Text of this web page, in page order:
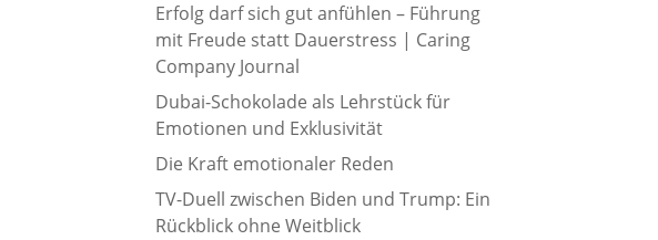
Erfolg darf sich gut anfühlen – Führung
mit Freude statt Dauerstress | Caring
Company Journal
Dubai-Schokolade als Lehrstück für
Emotionen und Exklusivität
Die Kraft emotionaler Reden
TV-Duell zwischen Biden und Trump: Ein
Rückblick ohne Weitblick